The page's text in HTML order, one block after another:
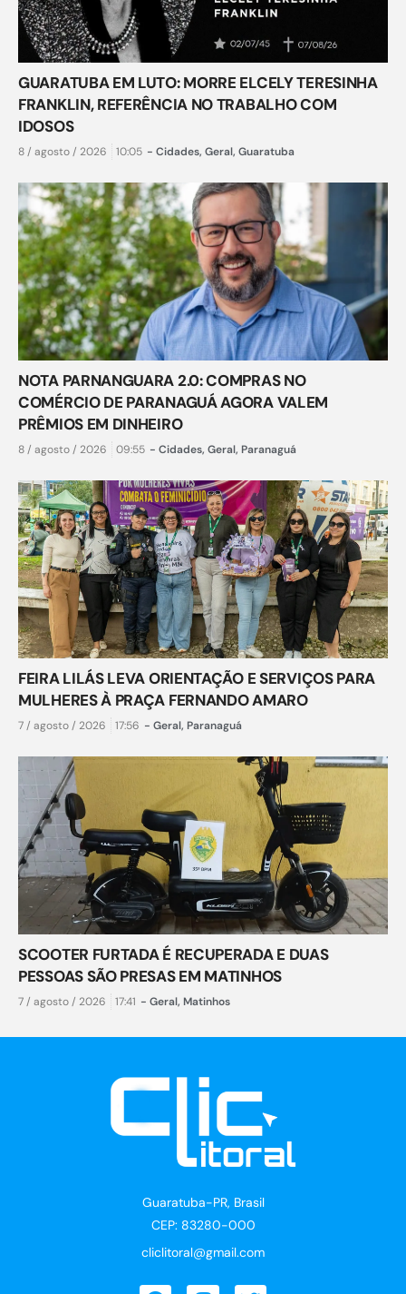
GUARATUBA EM LUTO: MORRE ELCELY TERESINHA
FRANKLIN, REFERÊNCIA NO TRABALHO COM
IDOSOS
8 / agosto / 2026 10:05 - Cidades, Geral, Guaratuba
NOTA PARNANGUARA 2.0: COMPRAS NO
COMÉRCIO DE PARANAGUÁ AGORA VALEM
PRÊMIOS EM DINHEIRO
8 / agosto / 2026 09:55 - Cidades, Geral, Paranaguá
FEIRA LILÁS LEVA ORIENTAÇÃO E SERVIÇOS PARA
MULHERES À PRAÇA FERNANDO AMARO
7 / agosto / 2026 17:56 - Geral, Paranaguá
SCOOTER FURTADA É RECUPERADA E DUAS
PESSOAS SÃO PRESAS EM MATINHOS
7 / agosto / 2026 17:41 - Geral, Matinhos
Guaratuba-PR, Brasil
CEP: 83280-000
cliclitoral@gmail.com